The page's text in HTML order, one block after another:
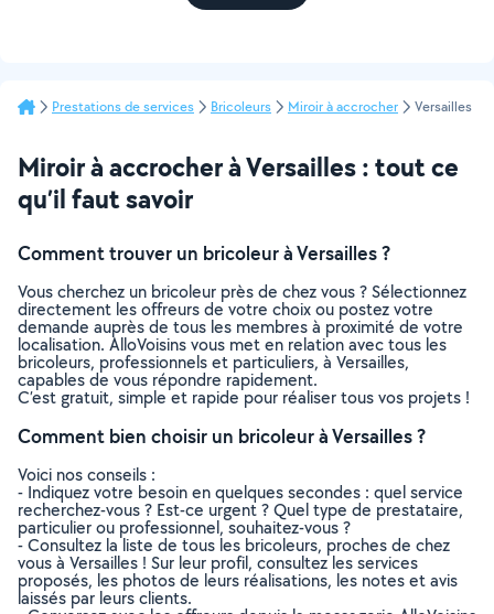
Prestations de services Bricoleurs Miroir à accrocher Versailles
Miroir à accrocher à Versailles : tout ce
qu’il faut savoir
Comment trouver un bricoleur à Versailles ?
Vous cherchez un bricoleur près de chez vous ? Sélectionnez
directement les offreurs de votre choix ou postez votre
demande auprès de tous les membres à proximité de votre
localisation. AlloVoisins vous met en relation avec tous les
bricoleurs, professionnels et particuliers, à Versailles,
capables de vous répondre rapidement.
C’est gratuit, simple et rapide pour réaliser tous vos projets !
Comment bien choisir un bricoleur à Versailles ?
Voici nos conseils :
- Indiquez votre besoin en quelques secondes : quel service
recherchez-vous ? Est-ce urgent ? Quel type de prestataire,
particulier ou professionnel, souhaitez-vous ?
- Consultez la liste de tous les bricoleurs, proches de chez
vous à Versailles ! Sur leur profil, consultez les services
proposés, les photos de leurs réalisations, les notes et avis
laissés par leurs clients.